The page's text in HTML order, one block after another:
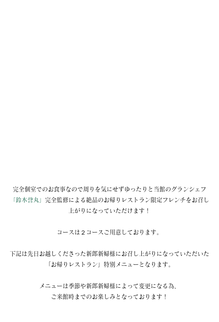
完全個室でのお食事なので周りを気にせずゆったりと当館のグランシェフ
「鈴木誉丸」 完全監修による絶品のお帰りレストラン限定フレンチをお召し
上がりになっていただけます！
コースは２コースご用意しております。
下記は先日お越しくださった新郎新婦様にお召し上がりになっていただいた
「お帰りレストラン」特別メニューとなります。
メニューは季節や新郎新婦様によって変更になる為、
ご来館時までのお楽しみとなっております！